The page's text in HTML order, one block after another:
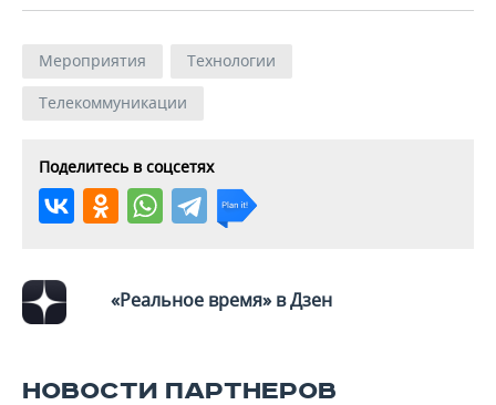
Мероприятия
Технологии
Телекоммуникации
Поделитесь в соцсетях
«Реальное время» в Дзен
НОВОСТИ ПАРТНЕРОВ